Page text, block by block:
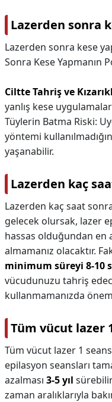
Lazerden sonra
Lazerden sonra kese
Sonra Kese Yapmanın
Ciltte Tahriş ve
yanlış kese
Tüylerin Batma Riski:
yöntemi
yaşanabilir.
Lazerden kaç
Lazerden kaç saat
gelecek olursak, lazer
hassas olduğundan en
almamanız olacaktır.
minimum süreyi 8-10
vücudunuzu tahriş
kullanmamanızda
Tüm vücut lazer
Tüm vücut lazer 1 seans
epilasyon seansları
azalması 3-5 yıl
zaman aralıklarıyla